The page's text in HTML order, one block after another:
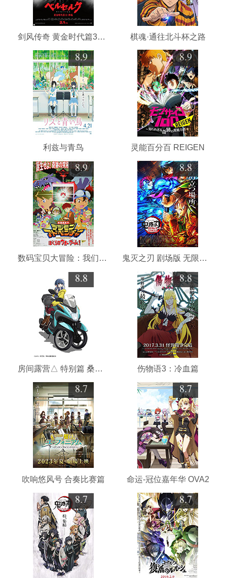
剑风传奇 黄金时代篇3：降临 棋魂·通往北斗杯之路
8.9
利兹与青鸟
8.9
灵能百分百 REIGEN
8.9
数码宝贝大冒险：我们的战争游戏！
8.8
鬼灭之刃 剧场版 无限城篇 第一章 猗窝座再来
8.8
房间露营△ 特别篇 桑拿和餐食和三轮摩托
8.8
伤物语3：冷血篇
8.7
吹响悠风号 合奏比赛篇
8.7
命运-冠位嘉年华 OVA2
8.7 8.7